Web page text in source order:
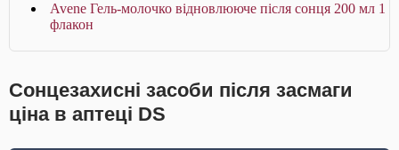
Avene Гель-молочко відновлюючe після сонця 200 мл 1
флакон
Сонцезахисні засоби після засмаги
ціна в аптеці DS